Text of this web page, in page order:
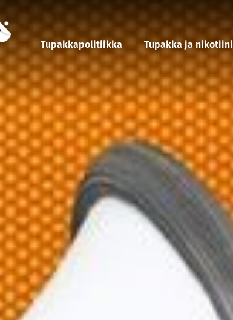
Tupakkapolitiikka Tupakka ja nikotiini